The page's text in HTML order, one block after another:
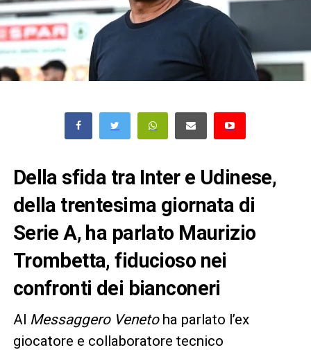
Della sfida tra Inter e Udinese,
della trentesima giornata di
Serie A, ha parlato Maurizio
Trombetta, fiducioso nei
confronti dei bianconeri
Al Messaggero Venetoha parlato l’ex
giocatore e collaboratore tecnico